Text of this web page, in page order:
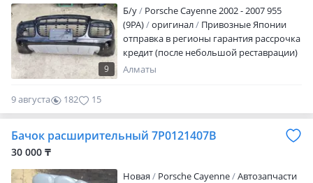
9
Б/y
Porsche Cayenne 2002 - 2007 955
(9PA)
оригинал
Привозные Японии
отправка в регионы гарантия рассрочка
кредит (после небольшой реставрации)
Алматы
9 августа 182 15
Бачок расширительный 7P0121407B
30 000 ₸
Новая Porsche Cayenne
Автозапчасти